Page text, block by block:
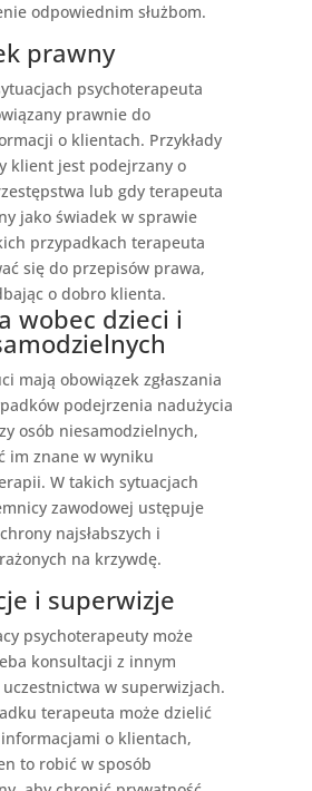
odpowiednim służbom.
prawny
psychoterapeuta
prawnie do
o klientach. Przykłady
klient jest podejrzany o
lub gdy terapeuta
jako świadek w sprawie
przypadkach terapeuta
się do przepisów prawa,
o dobro klienta.
wobec dzieci i
mają obowiązek zgłaszania
podejrzenia nadużycia
osób niesamodzielnych,
im znane w wyniku
W takich sytuacjach
zawodowej ustępuje
najsłabszych i
na krzywdę.
i superwizje
psychoterapeuty może
konsultacji z innym
w superwizjach.
terapeuta może dzielić
o klientach,
to robić w sposób